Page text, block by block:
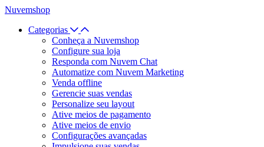
Nuvemshop
Categorias
Conheça a Nuvemshop
Configure sua loja
Responda com Nuvem Chat
Automatize com Nuvem Marketing
Venda offline
Gerencie suas vendas
Personalize seu layout
Ative meios de pagamento
Ative meios de envio
Configurações avançadas